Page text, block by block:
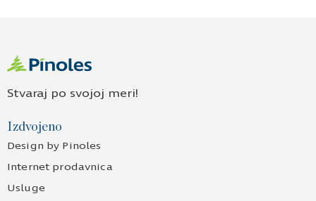
Stvaraj po svojoj meri!
Izdvojeno
Design by Pinoles
Internet prodavnica
Usluge